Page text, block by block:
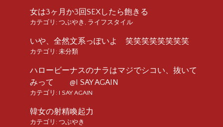
女は3ヶ月か3回SEXしたら飽きる
カテゴリ: つぶやき , ライフスタイル
いや、全然文系っぽいよ 笑笑笑笑笑笑笑笑
カテゴリ: 未分類
ハロービーナスのナラはマジでシコい、抜いて
みって @I SAY AGAIN
カテゴリ: I SAY AGAIN
韓女の射精喚起力
カテゴリ: つぶやき